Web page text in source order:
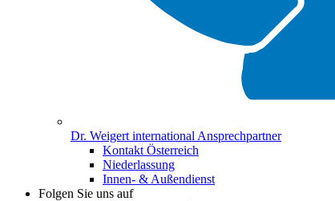
Dr. Weigert international Ansprechpartner
Kontakt Österreich
Niederlassung
Innen- & Außendienst
Folgen Sie uns auf